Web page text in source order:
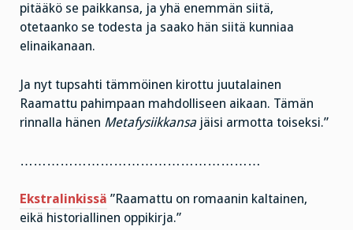
pitääkö se paikkansa, ja yhä enemmän siitä,
otetaanko se todesta ja saako hän siitä kunniaa
elinaikanaan.
Ja nyt tupsahti tämmöinen kirottu juutalainen
Raamattu pahimpaan mahdolliseen aikaan. Tämän
rinnalla hänen Metafysiikkansa jäisi armotta toiseksi.”
………………………………………………
Ekstralinkissä ”Raamattu on romaanin kaltainen,
eikä historiallinen oppikirja.”